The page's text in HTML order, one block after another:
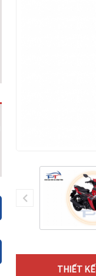
THIẾT KẾ